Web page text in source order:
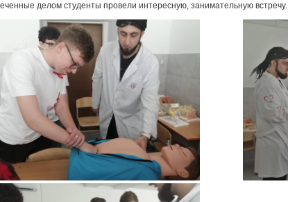
делом студенты провели интересную, занимательную встречу.